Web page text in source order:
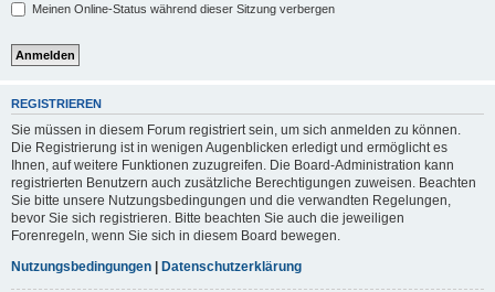
Meinen Online-Status während dieser Sitzung verbergen
REGISTRIEREN
Sie müssen in diesem Forum registriert sein, um sich anmelden zu können.
Die Registrierung ist in wenigen Augenblicken erledigt und ermöglicht es
Ihnen, auf weitere Funktionen zuzugreifen. Die Board-Administration kann
registrierten Benutzern auch zusätzliche Berechtigungen zuweisen. Beachten
Sie bitte unsere Nutzungsbedingungen und die verwandten Regelungen,
bevor Sie sich registrieren. Bitte beachten Sie auch die jeweiligen
Forenregeln, wenn Sie sich in diesem Board bewegen.
Nutzungsbedingungen | Datenschutzerklärung